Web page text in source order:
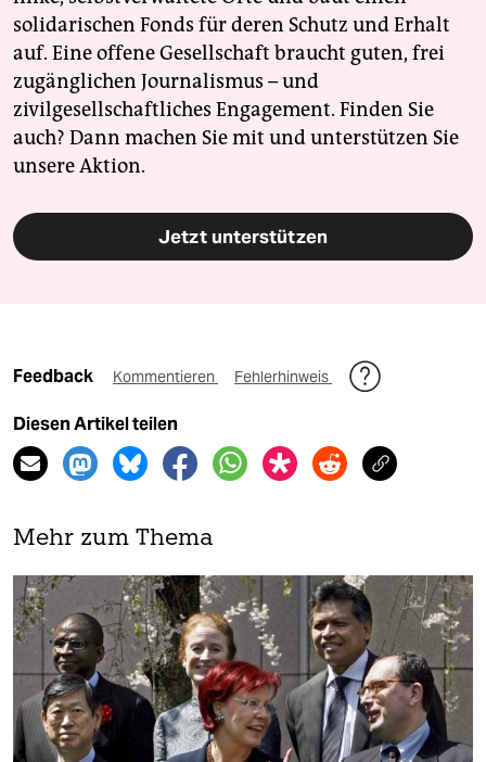
solidarischen Fonds für deren Schutz und Erhalt
auf. Eine offene Gesellschaft braucht guten, frei
zugänglichen Journalismus – und
zivilgesellschaftliches Engagement. Finden Sie
auch? Dann machen Sie mit und unterstützen Sie
unsere Aktion.
Jetzt unterstützen
Feedback Kommentieren Fehlerhinweis
Diesen Artikel teilen
Mehr zum Thema